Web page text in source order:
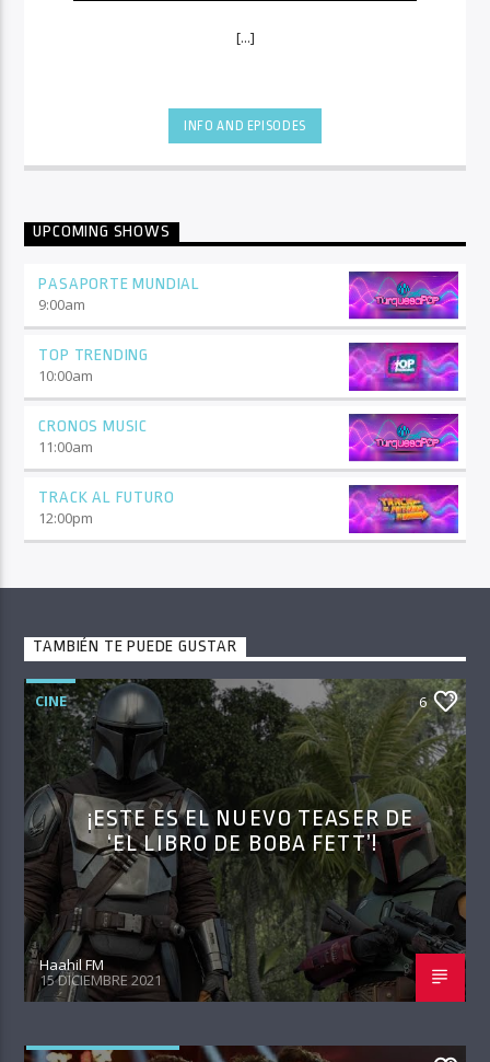
[...]
INFO AND EPISODES
UPCOMING SHOWS
PASAPORTE MUNDIAL
9:00am
TOP TRENDING
10:00am
CRONOS MUSIC
11:00am
TRACK AL FUTURO
12:00pm
TAMBIÉN TE PUEDE GUSTAR
CINE 6
¡ESTE ES EL NUEVO TEASER DE
‘EL LIBRO DE BOBA FETT’!
Haahil FM
15 DICIEMBRE 2021